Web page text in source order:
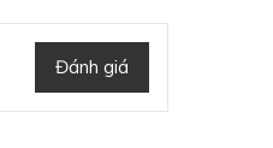
Đánh giá